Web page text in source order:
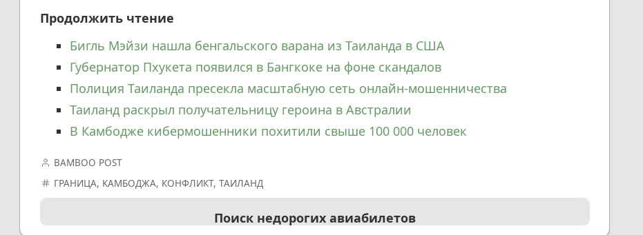
Продолжить чтение
Бигль Мэйзи нашла бенгальского варана из Таиланда в США
Губернатор Пхукета появился в Бангкоке на фоне скандалов
Полиция Таиланда пресекла масштабную сеть онлайн-мошенничества
Таиланд раскрыл получательницу героина в Австралии
В Камбодже кибермошенники похитили свыше 100 000 человек
BAMBOO POST
ГРАНИЦА, КАМБОДЖА, КОНФЛИКТ,ТАИЛАНД
Поиск недорогих авиабилетов